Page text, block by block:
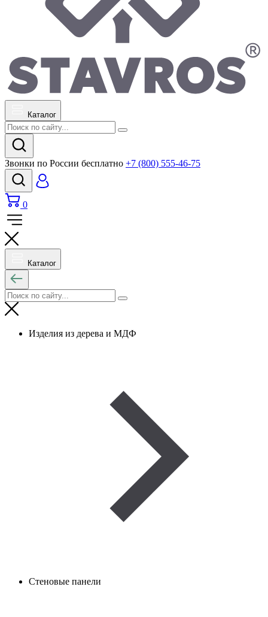
Каталог
Звонки по России бесплатно +7 (800) 555-46-75
0
Каталог
Изделия из дерева и МДФ
Стеновые панели